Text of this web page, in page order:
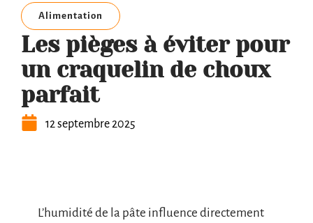
Alimentation
Les pièges à éviter pour
un craquelin de choux
parfait
12 septembre 2025
L’humidité de la pâte influence directement